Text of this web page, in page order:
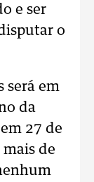
e ser
o
será em
da
27 de
de